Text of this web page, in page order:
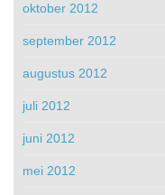
oktober 2012
september 2012
augustus 2012
juli 2012
juni 2012
mei 2012